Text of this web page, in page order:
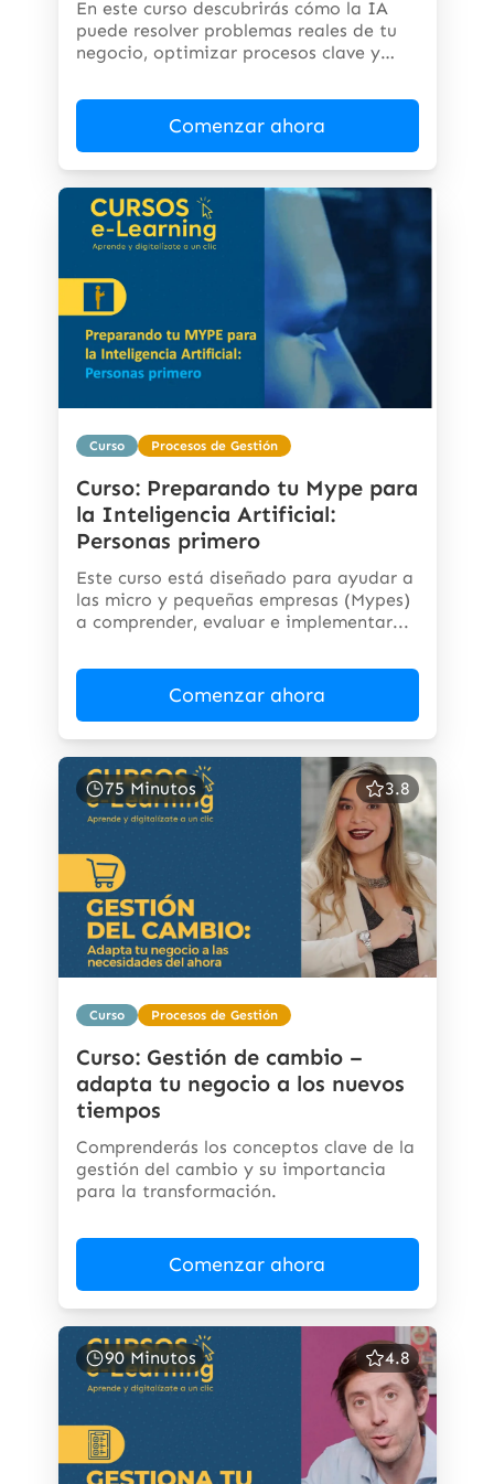
En este curso descubrirás cómo la IA
puede resolver problemas reales de tu
negocio, optimizar procesos clave y
Comenzar ahora
Curso Procesos de Gestión
Curso: Preparando tu Mype para
la Inteligencia Artificial:
Personas primero
Este curso está diseñado para ayudar a
las micro y pequeñas empresas (Mypes)
a comprender, evaluar e implementar...
Comenzar ahora
75 Minutos 3.8
Curso Procesos de Gestión
Curso: Gestión de cambio –
adapta tu negocio a los nuevos
tiempos
Comprenderás los conceptos clave de la
gestión del cambio y su importancia
para la transformación.
Comenzar ahora
90 Minutos 4.8